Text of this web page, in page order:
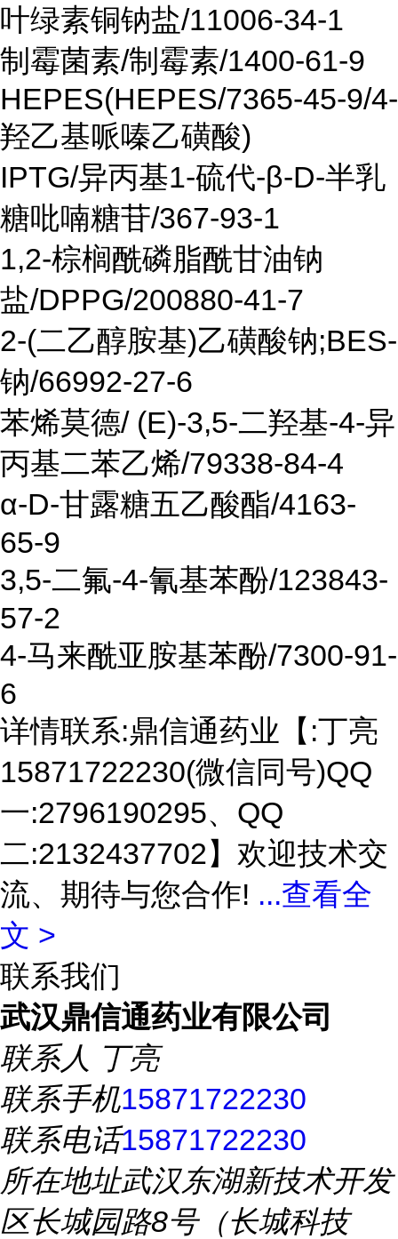
叶绿素铜钠盐/11006-34-1
制霉菌素/制霉素/1400-61-9
HEPES(HEPES/7365-45-9/4-
羟乙基哌嗪乙磺酸)
IPTG/异丙基1-硫代-β-D-半乳
糖吡喃糖苷/367-93-1
1,2-棕榈酰磷脂酰甘油钠
盐/DPPG/200880-41-7
2-(二乙醇胺基)乙磺酸钠;BES-
钠/66992-27-6
苯烯莫德/ (E)-3,5-二羟基-4-异
丙基二苯乙烯/79338-84-4
α-D-甘露糖五乙酸酯/4163-
65-9
3,5-二氟-4-氰基苯酚/123843-
57-2
4-马来酰亚胺基苯酚/7300-91-
6
详情联系:鼎信通药业【:丁亮
15871722230(微信同号)QQ
一:2796190295、QQ
二:2132437702】欢迎技术交
流、期待与您合作! ...查看全
文 >
联系我们
武汉鼎信通药业有限公司
联系人 丁亮
联系手机15871722230
联系电话15871722230
所在地址武汉东湖新技术开发
区长城园路8号（长城科技